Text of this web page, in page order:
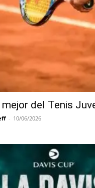
mejor del Tenis
- 10/06/2026